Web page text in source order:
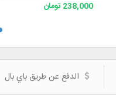
238,000 تومان
الدفع عن طريق باي بال